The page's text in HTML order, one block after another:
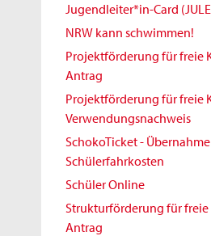
Jugendleiter*in-Card
NRW kann schwimmen!
Projektförderung für freie
Antrag
Projektförderung für freie
Verwendungsnachweis
SchokoTicket -
Schülerfahrkosten
Schüler Online
Strukturförderung für
Antrag